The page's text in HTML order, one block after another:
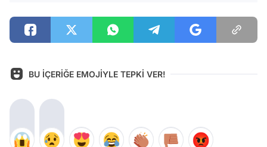
BU İÇERİĞE EMOJİYLE TEPKİ VER!